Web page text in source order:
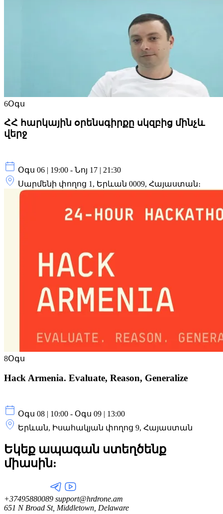
6Օգս
ՀՀ հարկային օրենսգիրքը սկզբից մինչև
վերջ
Օգս 06 | 19:00 - Նոյ 17 | 21:30
Սարմենի փողոց 1, Երևան 0009, Հայաստան։
8Օգս
Hack Armenia. Evaluate, Reason, Generalize
Օգս 08 | 10:00 - Օգս 09 | 13:00
Երևան, Իսահակյան փողոց 9, Հայաստան
Եկեք ապագան ստեղծենք
միասին:
+37495880089 support@hrdrone.am
651 N Broad St, Middletown, Delaware